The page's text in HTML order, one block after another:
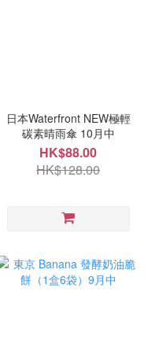
日本Waterfront NEW極輕
碳素晴雨傘 10月中
HK$88.00
HK$128.00